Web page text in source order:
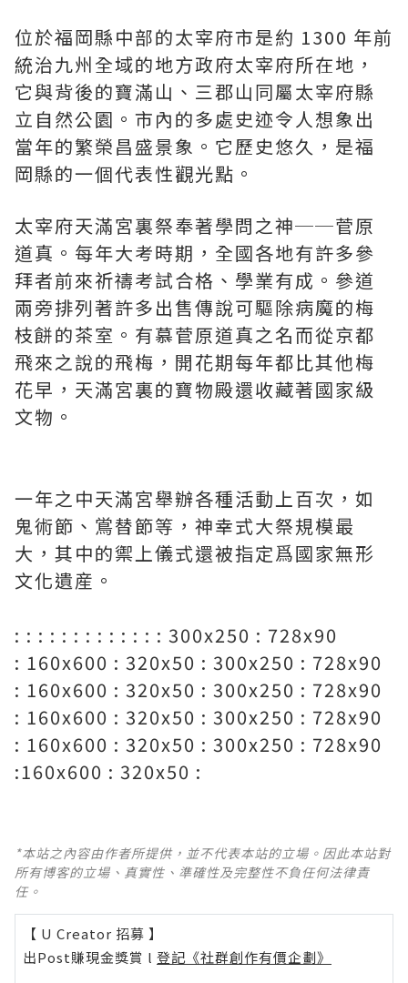
位於福岡縣中部的太宰府市是約 1300 年前
統治九州全域的地方政府太宰府所在地，
它與背後的寶滿山、三郡山同屬太宰府縣
立自然公園。市內的多處史迹令人想象出
當年的繁榮昌盛景象。它歷史悠久，是福
岡縣的一個代表性觀光點。
太宰府天滿宮裏祭奉著學問之神──菅原
道真。每年大考時期，全國各地有許多參
拜者前來祈禱考試合格、學業有成。參道
兩旁排列著許多出售傳說可驅除病魔的梅
枝餅的茶室。有慕菅原道真之名而從京都
飛來之說的飛梅，開花期每年都比其他梅
花早，天滿宮裏的寶物殿還收藏著國家級
文物。
一年之中天滿宮舉辦各種活動上百次，如
鬼術節、鴬替節等，神幸式大祭規模最
大，其中的禦上儀式還被指定爲國家無形
文化遺産。
: : : : : : : : : : : : : 300x250 : 728x90
: 160x600 : 320x50 : 300x250 : 728x90
: 160x600 : 320x50 : 300x250 : 728x90
: 160x600 : 320x50 : 300x250 : 728x90
: 160x600 : 320x50 : 300x250 : 728x90
:160x600 : 320x50 :
*本站之內容由作者所提供，並不代表本站的立場。因此本站對
所有博客的立場、真實性、準確性及完整性不負任何法律責
任。
【 U Creator 招募 】
出Post賺現金獎賞 l 登記《社群創作有價企劃》